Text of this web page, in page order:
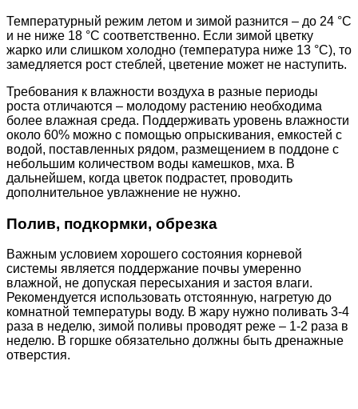
Температурный режим летом и зимой разнится – до 24 °С
и не ниже 18 °С соответственно. Если зимой цветку
жарко или слишком холодно (температура ниже 13 °С), то
замедляется рост стеблей, цветение может не наступить.
Требования к влажности воздуха в разные периоды
роста отличаются – молодому растению необходима
более влажная среда. Поддерживать уровень влажности
около 60% можно с помощью опрыскивания, емкостей с
водой, поставленных рядом, размещением в поддоне с
небольшим количеством воды камешков, мха. В
дальнейшем, когда цветок подрастет, проводить
дополнительное увлажнение не нужно.
Полив, подкормки, обрезка
Важным условием хорошего состояния корневой
системы является поддержание почвы умеренно
влажной, не допуская пересыхания и застоя влаги.
Рекомендуется использовать отстоянную, нагретую до
комнатной температуры воду. В жару нужно поливать 3-4
раза в неделю, зимой поливы проводят реже – 1-2 раза в
неделю. В горшке обязательно должны быть дренажные
отверстия.